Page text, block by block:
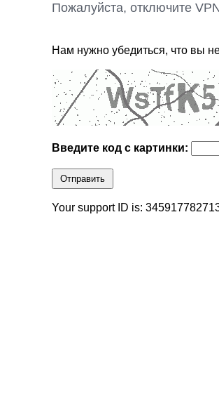
Пожалуйста, отключите
Нам нужно убедиться, что вы
Введите код с картинки:
Отправить
Your support ID is: